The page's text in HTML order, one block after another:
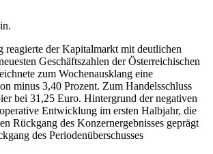
reagierte der Kapitalmarkt mit deutlichen
Geschäftszahlen der Österreichischen
zum Wochenausklang eine
minus 3,40 Prozent. Zum Handelsschluss
bei 31,25 Euro. Hintergrund der negativen
Entwicklung im ersten Halbjahr, die
Rückgang des Konzernergebnisses geprägt
des Periodenüberschusses